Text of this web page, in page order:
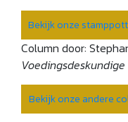
Bekijk onze
Column door:
Bekijk onze andere